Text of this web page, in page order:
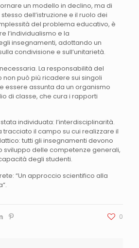
un modello in declino, ma di
dell’istruzione e il ruolo dei
del problema educativo, è
l’individualismo e la
insegnamenti, adottando un
condivisione e sull’unitarietà.
La responsabilità del
può più ricadere sui singoli
essere assunta da un organismo
di classe, che cura i rapporti
individuata: l’interdisciplinarità.
tracciato il campo su cui realizzare il
tutti gli insegnamenti devono
sviluppo delle competenze generali,
degli studenti.
“Un approccio scientifico alla
0